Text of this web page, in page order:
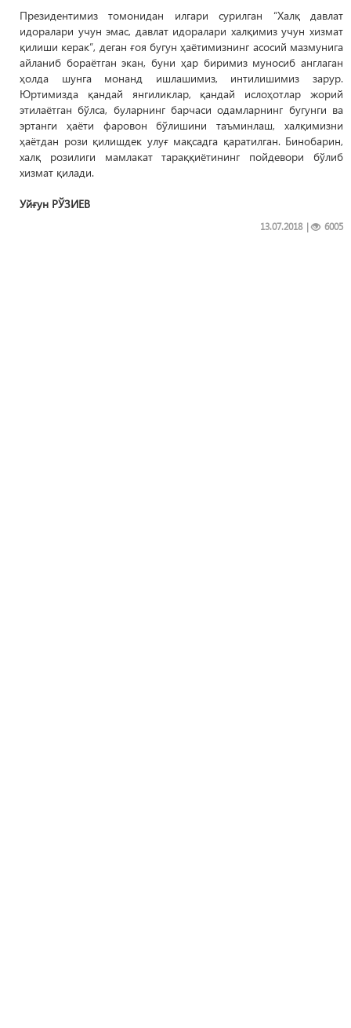
Президентимиз томонидан илгари сурилган “Халқ давлат
идоралари учун эмас, давлат идоралари халқимиз учун хизмат
қилиши керак”, деган ғоя бугун ҳаётимизнинг асосий мазмунига
айланиб бораётган экан, буни ҳар биримиз муносиб англаган
ҳолда шунга монанд ишлашимиз, интилишимиз зарур.
Юртимизда қандай янгиликлар, қандай ислоҳотлар жорий
этилаётган бўлса, буларнинг барчаси одамларнинг бугунги ва
эртанги ҳаёти фаровон бўлишини таъминлаш, халқимизни
ҳаётдан рози қилишдек улуғ мақсадга қаратилган. Бинобарин,
халқ розилиги мамлакат тараққиётининг пойдевори бўлиб
хизмат қилади.
Уйғун РЎЗИЕВ
| 6005
13.07.2018